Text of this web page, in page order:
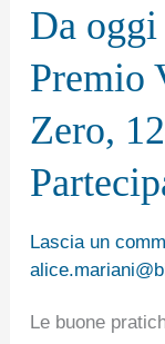
Da
Premio
Zero,
Lascia un
Le buone
online
bando
del
Vivere
a
Spreco